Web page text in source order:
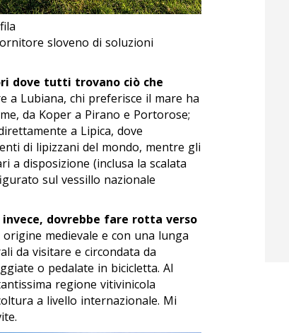
sloveno di soluzioni
dove tutti trovano ciò che
a Lubiana, chi preferisce il mare ha
da Koper a Pirano e Portorose;
a Lipica, dove
di lipizzani del mondo, mentre gli
a disposizione (inclusa la scalata
sul vessillo nazionale
dovrebbe fare rotta verso
medievale e con una lunga
da visitare e circondata da
o pedalate in bicicletta. Al
regione vitivinicola
a livello internazionale. Mi